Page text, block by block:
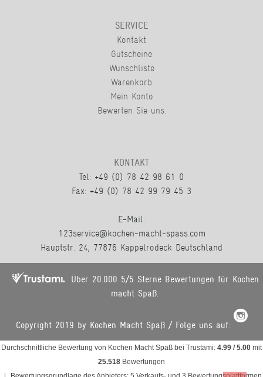
SERVICE
Kontakt
Gutscheine
Wunschliste
Warenkorb
Mein Konto
Bewerten Sie uns.
KONTAKT
Tel: +49 (0) 78 42 98 61 0
Fax: +49 (0) 78 42 99 79 45 3
E-Mail:
123service@kochen-macht-spass.com
Hauptstr. 24, 77876 Kappelrodeck Deutschland
Über 20.000 5/5 Sterne Bewertungen für Kochen
macht Spaß.
Copyright 2019 by Kochen Macht Spaß / Folge uns auf:
Durchschnittliche Bewertung von Kochen Macht Spaß bei Trustami: 4.99 / 5.00 mit
25.518 Bewertungen